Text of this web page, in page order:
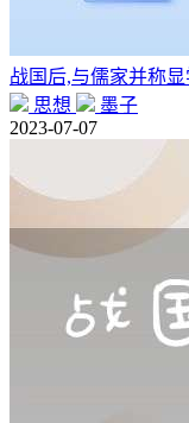
战国后,与儒家并称
思想
墨子
2023-07-07